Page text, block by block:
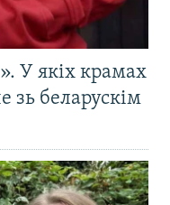
У якіх крамах
зь беларускім